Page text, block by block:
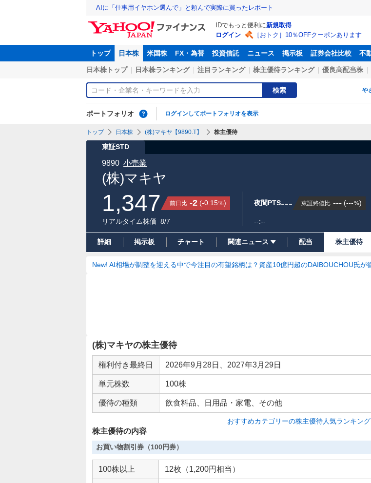
AIに「仕事用イヤホン選んで」と頼んで実際に買ったレポート
IDでもっと便利に新規取得
ログイン
［おトク］10％OFFクーポンあります
トップ 日本株 米国株 FX・為替 投資信託 ニュース 掲示板 証券会社比較 不
日本株トップ 日本株ランキング 注目ランキング 株主優待ランキング 優良高配当株
検索 や
ポートフォリオ ログインしてポートフォリオを表示
トップ 日本株 (株)マキヤ【9890.T】 株主優待
東証STD
(株)マキヤ
9890 小売業
1,347 前日比 -2 (-0.15%)
リアルタイム株価 8/7
夜間PTS--- 東証終値比 --- (---%)
--:--
詳細 掲示板 チャート 関連ニュース 配当 株主優待
New! AI相場が調整を迎える中で今注目の有望銘柄は？資産10億円超のDAIBOUCHOU氏が
(株)マキヤの株主優待
権利付き最終日 2026年9月28日、2027年3月29日
単元株数 100株
優待の種類 飲食料品、日用品・家電、その他
おすすめカテゴリーの株主優待人気ランキン
株主優待の内容
お買い物割引券（100円券）
100株以上 12枚（1,200円相当）